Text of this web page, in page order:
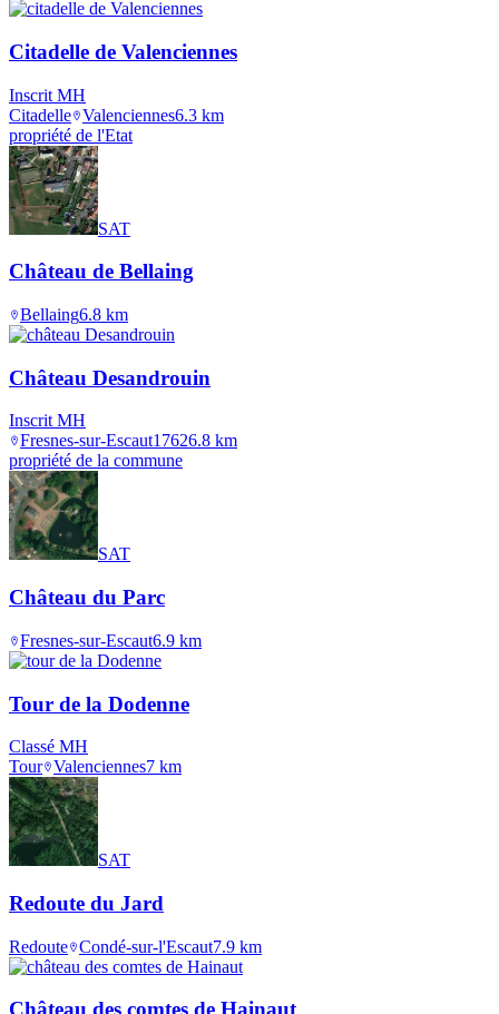
Citadelle de Valenciennes
Inscrit MH
Citadelle Valenciennes6.3 km
propriété de l'Etat
SAT
Château de Bellaing
Bellaing6.8 km
Château Desandrouin
Inscrit MH
Fresnes-sur-Escaut17626.8 km
propriété de la commune
SAT
Château du Parc
Fresnes-sur-Escaut6.9 km
Tour de la Dodenne
Classé MH
Tour Valenciennes7 km
SAT
Redoute du Jard
Redoute Condé-sur-l'Escaut7.9 km